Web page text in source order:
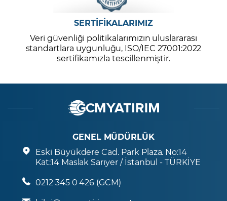
SERTİFİKALARIMIZ
Veri güvenliği politikalarımızın uluslararası
standartlara uygunluğu, ISO/IEC 27001:2022
sertifikamızla tescillenmiştir.
GENEL MÜDÜRLÜK
Eski Büyükdere Cad. Park Plaza. No:14
Kat:14 Maslak Sarıyer / İstanbul - TÜRKİYE
0212 345 0 426 (GCM)